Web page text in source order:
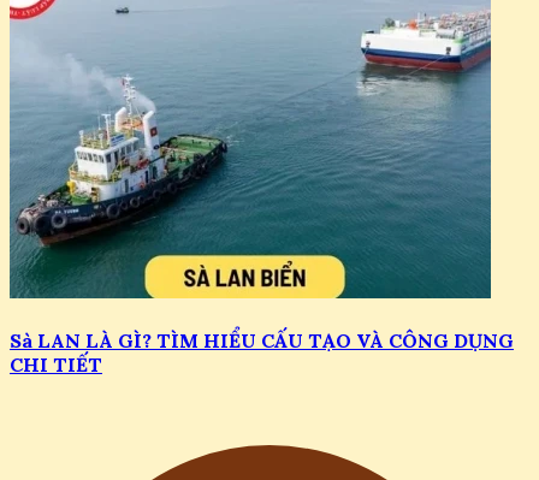
Sà LAN LÀ GÌ? TÌM HIỂU CẤU TẠO VÀ CÔNG DỤNG
CHI TIẾT